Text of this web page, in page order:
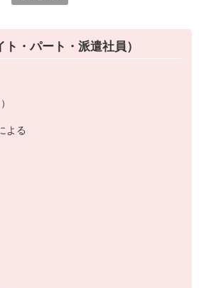
キング
、整理
験から医療業界デビューできちゃいます
暖房完備！いつでも快適にお仕事できま
少しずつお仕事をお願いしていきます。
60代、
・パート・派遣社員）
よる